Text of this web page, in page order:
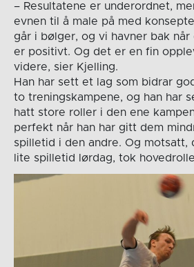
– Resultatene er underordnet,
evnen til å male på med
går i bølger, og vi havner bak
er positivt. Og det er en fin
videre, sier Kjelling.
Han har sett et lag som bidrar
to treningskampene, og han har
hatt store roller i den ene
perfekt når han har gitt dem
spilletid i den andre. Og motsatt,
lite spilletid lørdag, tok